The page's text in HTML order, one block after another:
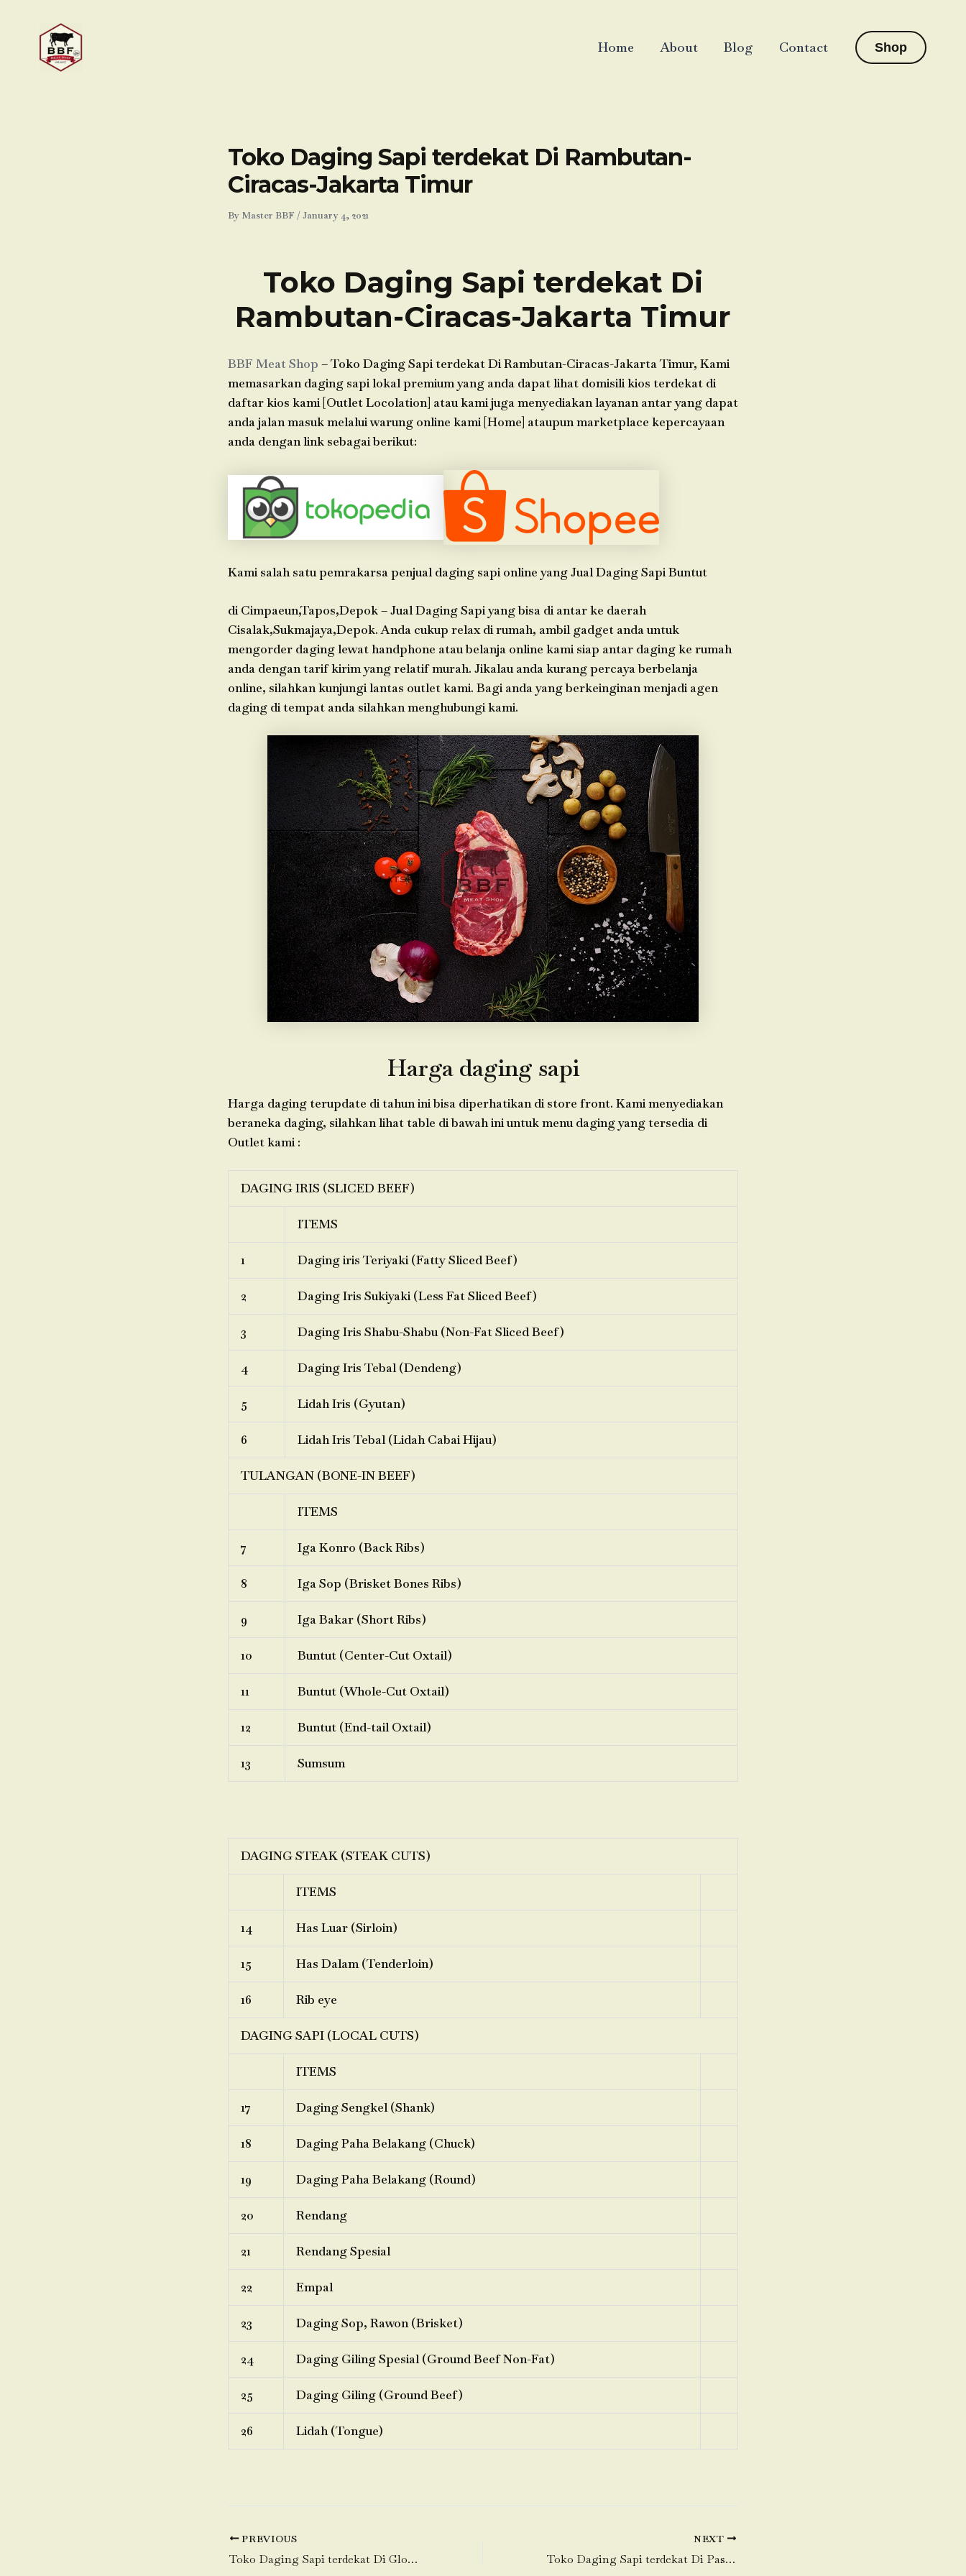
Home About Blog Contact Shop
Toko Daging Sapi terdekat Di Rambutan-
Ciracas-Jakarta Timur
By Master BBF /January 4, 2021
Toko Daging Sapi terdekat Di
Rambutan-Ciracas-Jakarta Timur
BBF Meat Shop – Toko Daging Sapi terdekat Di Rambutan-Ciracas-Jakarta Timur, Kami
memasarkan daging sapi lokal premium yang anda dapat lihat domisili kios terdekat di
daftar kios kami [Outlet Locolation] atau kami juga menyediakan layanan antar yang dapat
anda jalan masuk melalui warung online kami [Home] ataupun marketplace kepercayaan
anda dengan link sebagai berikut:
Kami salah satu pemrakarsa penjual daging sapi online yang Jual Daging Sapi Buntut
di Cimpaeun,Tapos,Depok – Jual Daging Sapi yang bisa di antar ke daerah
Cisalak,Sukmajaya,Depok. Anda cukup relax di rumah, ambil gadget anda untuk
mengorder daging lewat handphone atau belanja online kami siap antar daging ke rumah
anda dengan tarif kirim yang relatif murah. Jikalau anda kurang percaya berbelanja
online, silahkan kunjungi lantas outlet kami. Bagi anda yang berkeinginan menjadi agen
daging di tempat anda silahkan menghubungi kami.
Harga daging sapi
Harga daging terupdate di tahun ini bisa diperhatikan di store front. Kami menyediakan
beraneka daging, silahkan lihat table di bawah ini untuk menu daging yang tersedia di
Outlet kami :
DAGING IRIS (SLICED BEEF)
ITEMS
1 Daging iris Teriyaki (Fatty Sliced Beef)
2 Daging Iris Sukiyaki (Less Fat Sliced Beef)
3 Daging Iris Shabu-Shabu (Non-Fat Sliced Beef)
4 Daging Iris Tebal (Dendeng)
5 Lidah Iris (Gyutan)
6 Lidah Iris Tebal (Lidah Cabai Hijau)
TULANGAN (BONE-IN BEEF)
ITEMS
7 Iga Konro (Back Ribs)
8 Iga Sop (Brisket Bones Ribs)
9 Iga Bakar (Short Ribs)
10 Buntut (Center-Cut Oxtail)
11 Buntut (Whole-Cut Oxtail)
12 Buntut (End-tail Oxtail)
13 Sumsum
DAGING STEAK (STEAK CUTS)
ITEMS
14 Has Luar (Sirloin)
15 Has Dalam (Tenderloin)
16 Rib eye
DAGING SAPI (LOCAL CUTS)
ITEMS
17 Daging Sengkel (Shank)
18 Daging Paha Belakang (Chuck)
19 Daging Paha Belakang (Round)
20 Rendang
21 Rendang Spesial
22 Empal
23 Daging Sop, Rawon (Brisket)
24 Daging Giling Spesial (Ground Beef Non-Fat)
25 Daging Giling (Ground Beef)
26 Lidah (Tongue)
PREVIOUS
Toko Daging Sapi terdekat Di Glodok-Taman Sari-Jakarta Barat
NEXT
Toko Daging Sapi terdekat Di Paseban-Senen-Jakarta Pusat